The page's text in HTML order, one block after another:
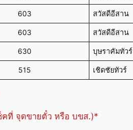
603 สวัสดีอีสาน
603 สวัสดีอีสาน
630 บุษราคัมทัวร์
515 เชิดชัยทัวร์
คที่ จุดขายตั๋ว หรือ บขส.)*